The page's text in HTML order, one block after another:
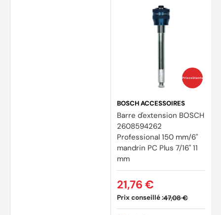
Prix coûtants
BOSCH ACCESSOIRES
Barre d'extension BOSCH
2608594262
Professional 150 mm/6"
mandrin PC Plus 7/16" 11
mm
Prix conseillé :47,08 €
21,76 €